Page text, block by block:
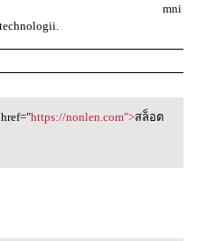
mni
href=
https://nonlen.com">สล็อต